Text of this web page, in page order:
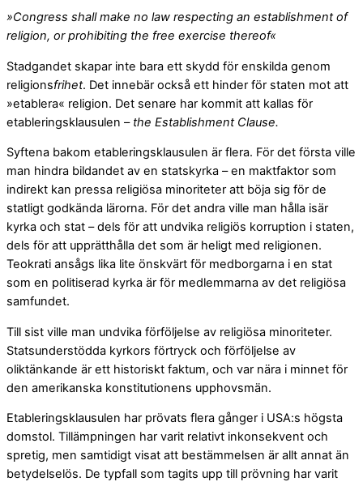
»Congress shall make no law respecting an establishment of
religion, or prohibiting the free exercise thereof«
Stadgandet skapar inte bara ett skydd för enskilda genom
religionsfrihet. Det innebär också ett hinder för staten mot att
»etablera« religion. Det senare har kommit att kallas för
etableringsklausulen – the Establishment Clause.
Syftena bakom etableringsklausulen är flera. För det första ville
man hindra bildandet av en statskyrka – en maktfaktor som
indirekt kan pressa religiösa minoriteter att böja sig för de
statligt godkända lärorna. För det andra ville man hålla isär
kyrka och stat – dels för att undvika religiös korruption i staten,
dels för att upprätthålla det som är heligt med religionen.
Teokrati ansågs lika lite önskvärt för medborgarna i en stat
som en politiserad kyrka är för medlemmarna av det religiösa
samfundet.
Till sist ville man undvika förföljelse av religiösa minoriteter.
Statsunderstödda kyrkors förtryck och förföljelse av
oliktänkande är ett historiskt faktum, och var nära i minnet för
den amerikanska konstitutionens upphovsmän.
Etableringsklausulen har prövats flera gånger i USA:s högsta
domstol. Tillämpningen har varit relativt inkonsekvent och
spretig, men samtidigt visat att bestämmelsen är allt annat än
betydelselös. De typfall som tagits upp till prövning har varit